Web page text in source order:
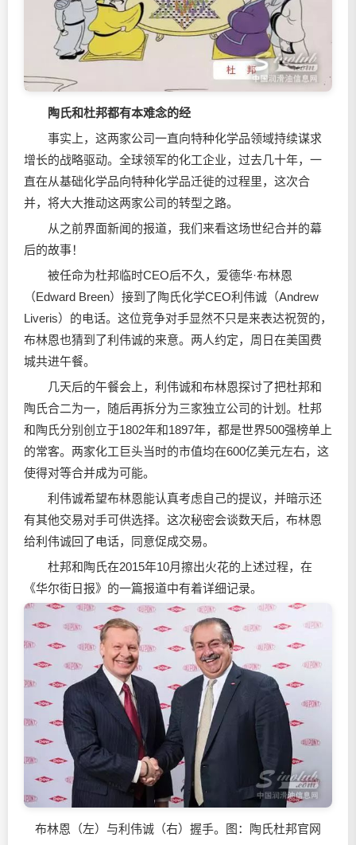
陶氏和杜邦都有本难念的经
事实上，这两家公司一直向特种化学品领域持续谋求
增长的战略驱动。全球领军的化工企业，过去几十年，一
直在从基础化学品向特种化学品迁徙的过程里，这次合
并，将大大推动这两家公司的转型之路。
从之前界面新闻的报道，我们来看这场世纪合并的幕
后的故事！
被任命为杜邦临时CEO后不久，爱德华·布林恩
（Edward Breen）接到了陶氏化学CEO利伟诚（Andrew
Liveris）的电话。这位竞争对手显然不只是来表达祝贺的，
布林恩也猜到了利伟诚的来意。两人约定，周日在美国费
城共进午餐。
几天后的午餐会上，利伟诚和布林恩探讨了把杜邦和
陶氏合二为一，随后再拆分为三家独立公司的计划。杜邦
和陶氏分别创立于1802年和1897年，都是世界500强榜单上
的常客。两家化工巨头当时的市值均在600亿美元左右，这
使得对等合并成为可能。
利伟诚希望布林恩能认真考虑自己的提议，并暗示还
有其他交易对手可供选择。这次秘密会谈数天后，布林恩
给利伟诚回了电话，同意促成交易。
杜邦和陶氏在2015年10月擦出火花的上述过程，在
《华尔街日报》的一篇报道中有着详细记录。
布林恩（左）与利伟诚（右）握手。图：陶氏杜邦官网